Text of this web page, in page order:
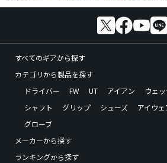
すべてのギアから探す
カテゴリから製品を探す
ドライバー
FW UT アイアン ウェ
シャフト
グリップ シューズ アイウェ
グローブ
メーカーから探す
ランキングから探す